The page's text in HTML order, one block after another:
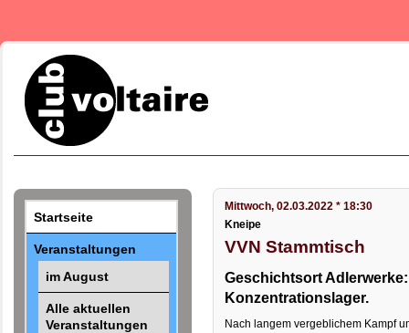
Startseite
Veranstaltungen
im August
Alle aktuellen
Veranstaltungen
Mittwoch, 02.03.2022 * 18:30
Kneipe
VVN Stammtisch
Geschichtsort
Konzentrationslager.
Nach langem vergeblichem Kampf